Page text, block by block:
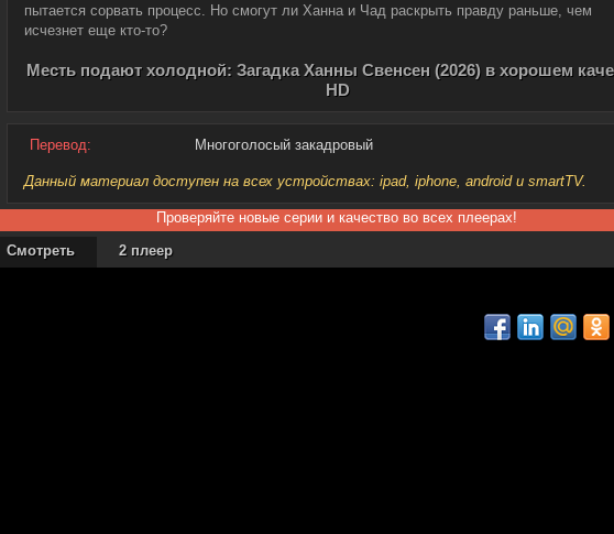
пытается сорвать процесс. Но смогут ли Ханна и Чад раскрыть правду раньше, чем
исчезнет еще кто-то?
Месть подают холодной: Загадка Ханны Свенсен (2026) в хорошем
HD
Перевод: Многоголосый закадровый
Данный материал доступен на всех устройствах: ipad, iphone, android и smartTV.
Проверяйте новые серии и качество во всех плеерах!
Смотреть
2 плеер